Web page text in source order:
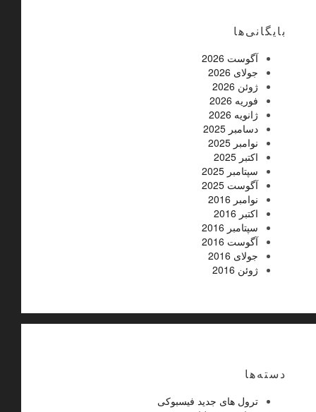
بایگانی‌ها
آگوست 2026
جولای 2026
ژوئن 2026
فوریه 2026
ژانویه 2026
دسامبر 2025
نوامبر 2025
اکتبر 2025
سپتامبر 2025
آگوست 2025
نوامبر 2016
اکتبر 2016
سپتامبر 2016
آگوست 2016
جولای 2016
ژوئن 2016
دسته‌ها
ترول های جدید فیسبوکی